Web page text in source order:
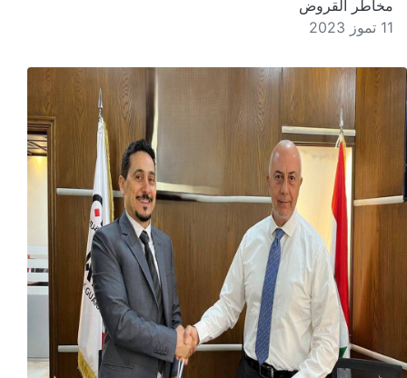
مخاطر القروض
11 تموز 2023